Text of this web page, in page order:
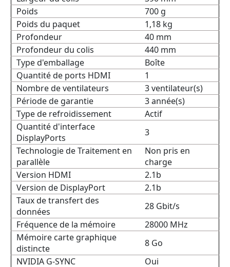
Poids
700 g
Poids du paquet
1,18 kg
Profondeur
40 mm
Profondeur du colis
440 mm
Type d'emballage
Boîte
Quantité de ports HDMI
1
Nombre de ventilateurs
3 ventilateur(s)
Période de garantie
3 année(s)
Type de refroidissement
Actif
Quantité d'interface
DisplayPorts
3
Technologie de Traitement en
parallèle
Non pris en
charge
Version HDMI
2.1b
Version de DisplayPort
2.1b
Taux de transfert des
données
28 Gbit/s
Fréquence de la mémoire
28000 MHz
Mémoire carte graphique
distincte
8 Go
NVIDIA G-SYNC
Oui